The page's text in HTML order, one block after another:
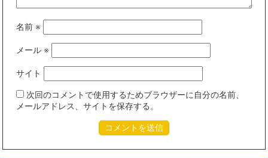
名前 ※
メール ※
サイト
次回のコメントで使用するためブラウザーに自分の名前、
メールアドレス、サイトを保存する。